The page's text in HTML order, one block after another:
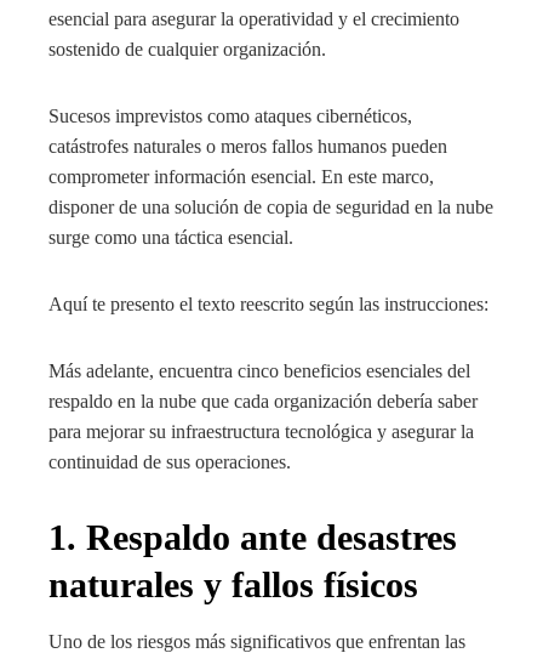
esencial para asegurar la operatividad y el crecimiento
sostenido de cualquier organización.
Sucesos imprevistos como ataques cibernéticos,
catástrofes naturales o meros fallos humanos pueden
comprometer información esencial. En este marco,
disponer de una solución de copia de seguridad en la nube
surge como una táctica esencial.
Aquí te presento el texto reescrito según las instrucciones:
Más adelante, encuentra cinco beneficios esenciales del
respaldo en la nube que cada organización debería saber
para mejorar su infraestructura tecnológica y asegurar la
continuidad de sus operaciones.
1. Respaldo ante desastres
naturales y fallos físicos
Uno de los riesgos más significativos que enfrentan las